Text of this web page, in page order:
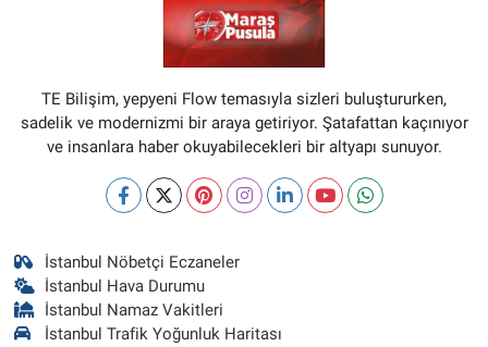
TE Bilişim, yepyeni Flow temasıyla sizleri buluştururken,
sadelik ve modernizmi bir araya getiriyor. Şatafattan kaçınıyor
ve insanlara haber okuyabilecekleri bir altyapı sunuyor.
İstanbul Nöbetçi Eczaneler
İstanbul Hava Durumu
İstanbul Namaz Vakitleri
İstanbul Trafik Yoğunluk Haritası